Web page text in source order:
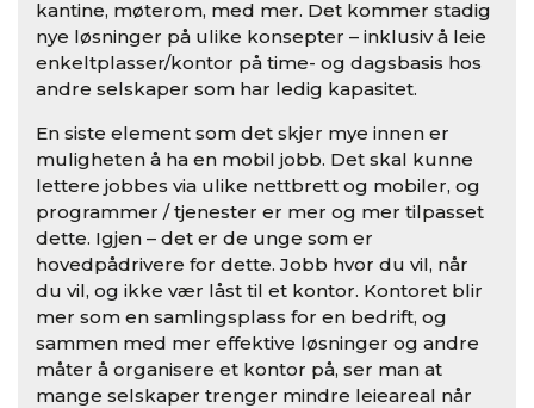
kantine, møterom, med mer. Det kommer stadig
nye løsninger på ulike konsepter – inklusiv å leie
enkeltplasser/kontor på time- og dagsbasis hos
andre selskaper som har ledig kapasitet.
En siste element som det skjer mye innen er
muligheten å ha en mobil jobb. Det skal kunne
lettere jobbes via ulike nettbrett og mobiler, og
programmer / tjenester er mer og mer tilpasset
dette. Igjen – det er de unge som er
hovedpådrivere for dette. Jobb hvor du vil, når
du vil, og ikke vær låst til et kontor. Kontoret blir
mer som en samlingsplass for en bedrift, og
sammen med mer effektive løsninger og andre
måter å organisere et kontor på, ser man at
mange selskaper trenger mindre leieareal når